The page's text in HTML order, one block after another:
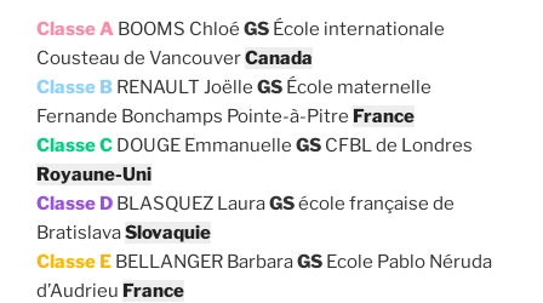
Classe A BOOMS Chloé GS École internationale
Cousteau de VancouverCanada
Classe B RENAULT Joëlle GS École maternelle
Fernande Bonchamps Pointe-à-Pitre France
Classe C DOUGE Emmanuelle GS CFBL de Londres
Royaune-Uni
Classe D BLASQUEZ LauraGSécole française de
BratislavaSlovaquie
Classe E BELLANGER BarbaraGS Ecole Pablo Néruda
d’Audrieu France